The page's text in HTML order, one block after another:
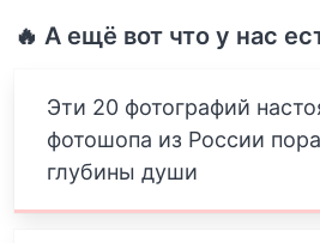
🔥 А ещё вот что у нас
Эти 20 фотографий
фотошопа из России
глубины души